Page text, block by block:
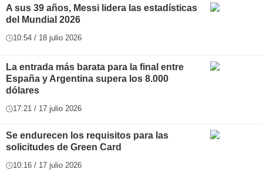
A sus 39 años, Messi lidera las estadísticas
del Mundial 2026
10:54 / 18 julio 2026
La entrada más barata para la final entre
España y Argentina supera los 8.000
dólares
17:21 / 17 julio 2026
Se endurecen los requisitos para las
solicitudes de Green Card
10:16 / 17 julio 2026